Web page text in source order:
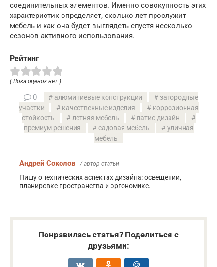
соединительных элементов. Именно совокупность этих
характеристик определяет, сколько лет прослужит
мебель и как она будет выглядеть спустя несколько
сезонов активного использования.
Рейтинг
( Пока оценок нет )
0 алюминиевые конструкции
загородные
участки
качественные изделия
коррозионная
стойкость
летняя мебель
патио дизайн
премиум решения
садовая мебель
уличная
мебель
Андрей Соколов / автор статьи
Пишу о технических аспектах дизайна: освещении,
планировке пространства и эргономике.
Понравилась статья? Поделиться с
друзьями: